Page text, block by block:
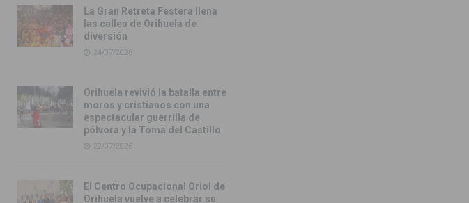
La Gran Retreta Festera llena
las calles de Orihuela de
diversión
24/07/2026
Orihuela revivió la batalla entre
moros y cristianos con una
espectacular guerrilla de
pólvora y la Toma del Castillo
22/07/2026
El Centro Ocupacional Oriol de
Orihuela vuelve a celebrar su